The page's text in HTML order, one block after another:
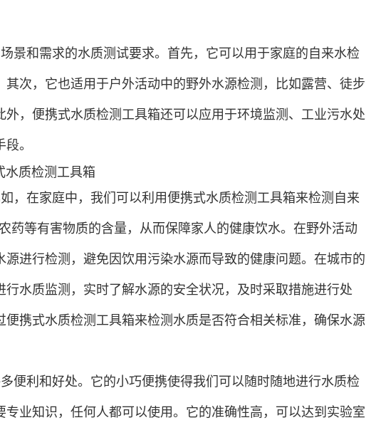
景和需求的水质测试要求。首先，它可以用于家庭的自来水检
次，它也适用于户外活动中的野外水源检测，比如露营、徒步
，便携式水质检测工具箱还可以应用于环境监测、工业污水处
。
，在家庭中，我们可以利用便携式水质检测工具箱来检测自来
药等有害物质的含量，从而保障家人的健康饮水。在野外活动
进行检测，避免因饮用污染水源而导致的健康问题。在城市的
水质监测，实时了解水源的安全状况，及时采取措施进行处
携式水质检测工具箱来检测水质是否符合相关标准，确保水源
便利和好处。它的小巧便携使得我们可以随时随地进行水质检
业知识，任何人都可以使用。它的准确性高，可以达到实验室